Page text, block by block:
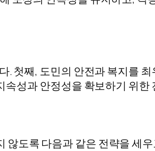
첫째, 도민의 안전과 복지를
성과 안정성을 확보하기 위한
도록 다음과 같은 전략을 세